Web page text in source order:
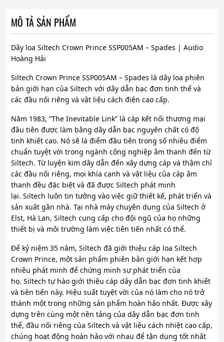
MÔ TẢ SẢN PHẨM
Dây loa Siltech Crown Prince SSP005AM – Spades | Audio
Hoàng Hải
Siltech Crown Prince SSP005AM – Spades là dây loa phiên
bản giới hạn của Siltech với dây dẫn bạc đơn tinh thể và
các đầu nối riêng và vật liệu cách điện cao cấp.
Năm 1983, “The Inevitable Link” là cáp kết nối thương mại
đầu tiên được làm bằng dây dẫn bạc nguyên chất có độ
tinh khiết cao. Nó sẽ là điểm đầu tiên trong số nhiều điểm
chuẩn tuyệt vời trong ngành công nghiệp âm thanh đến từ
Siltech. Từ luyện kim dây dẫn đến xây dựng cáp và thậm chí
các đầu nối riêng, mọi khía cạnh và vật liệu của cáp âm
thanh đều đặc biệt và đã được Siltech phát minh
lại. Siltech luôn tin tưởng vào việc giữ thiết kế, phát triển và
sản xuất gần nhà. Tại nhà máy chuyên dụng của Siltech ở
Elst, Hà Lan, Siltech cung cấp cho đội ngũ của họ những
thiết bị và môi trường làm việc tiên tiến nhất có thể.
Để kỷ niệm 35 năm, Siltech đã giới thiệu cáp loa Siltech
Crown Prince, một sản phẩm phiên bản giới hạn kết hợp
nhiều phát minh để chứng minh sự phát triển của
họ. Siltech tự hào giới thiệu cáp dây dẫn bạc đơn tinh khiết
và tiên tiến này. Hiệu suất tuyệt vời của nó làm cho nó trở
thành một trong những sản phẩm hoàn hảo nhất. Được xây
dựng trên cùng một nền tảng của dây dẫn bạc đơn tinh
thể, đầu nối riêng của Siltech và vật liệu cách nhiệt cao cấp,
chúng hoạt động hoàn hảo với nhau để tận dụng tốt nhất